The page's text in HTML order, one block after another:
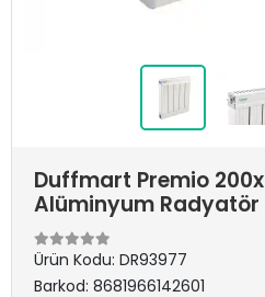
Duffmart Premio
Alüminyum Radyatör
Ürün Kodu: DR93977
Barkod: 8681966142601